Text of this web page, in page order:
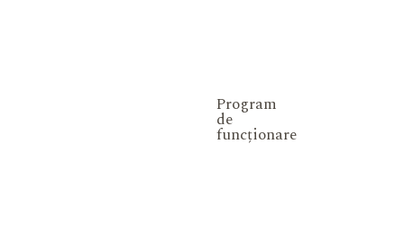
Program
de
funcționare